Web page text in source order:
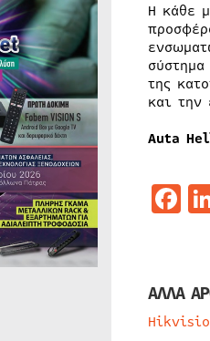
Η κάθε
της
και την
Auta
ΑΛΛΑ